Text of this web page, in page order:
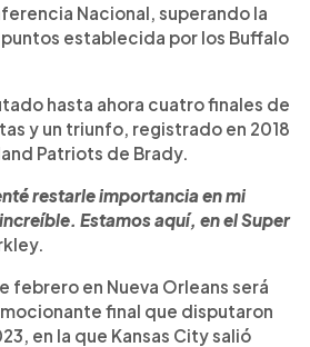
Nacional, superando la
establecida por los Buffalo
hasta ahora cuatro finales de
y un triunfo, registrado en 2018
Patriots de Brady.
restarle importancia en mi
Estamos aquí, en el Super
febrero en Nueva Orleans será
final que disputaron
en la que Kansas City salió